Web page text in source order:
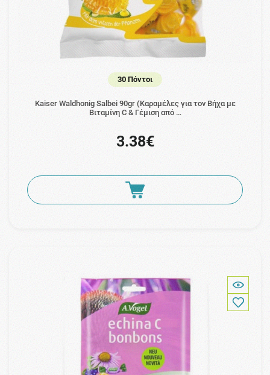
30 Πόντοι
Kaiser Waldhonig Salbei 90gr (Καραμέλες για τον Βήχα με
Βιταμίνη C & Γέμιση από …
3.38€